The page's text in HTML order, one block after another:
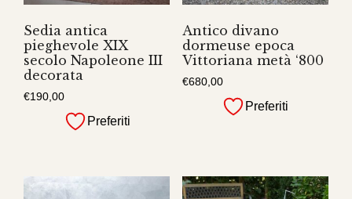
Sedia antica
pieghevole XIX
secolo Napoleone III
decorata
€190,00
Preferiti
Antico divano
dormeuse epoca
Vittoriana metà ‘800
€680,00
Preferiti